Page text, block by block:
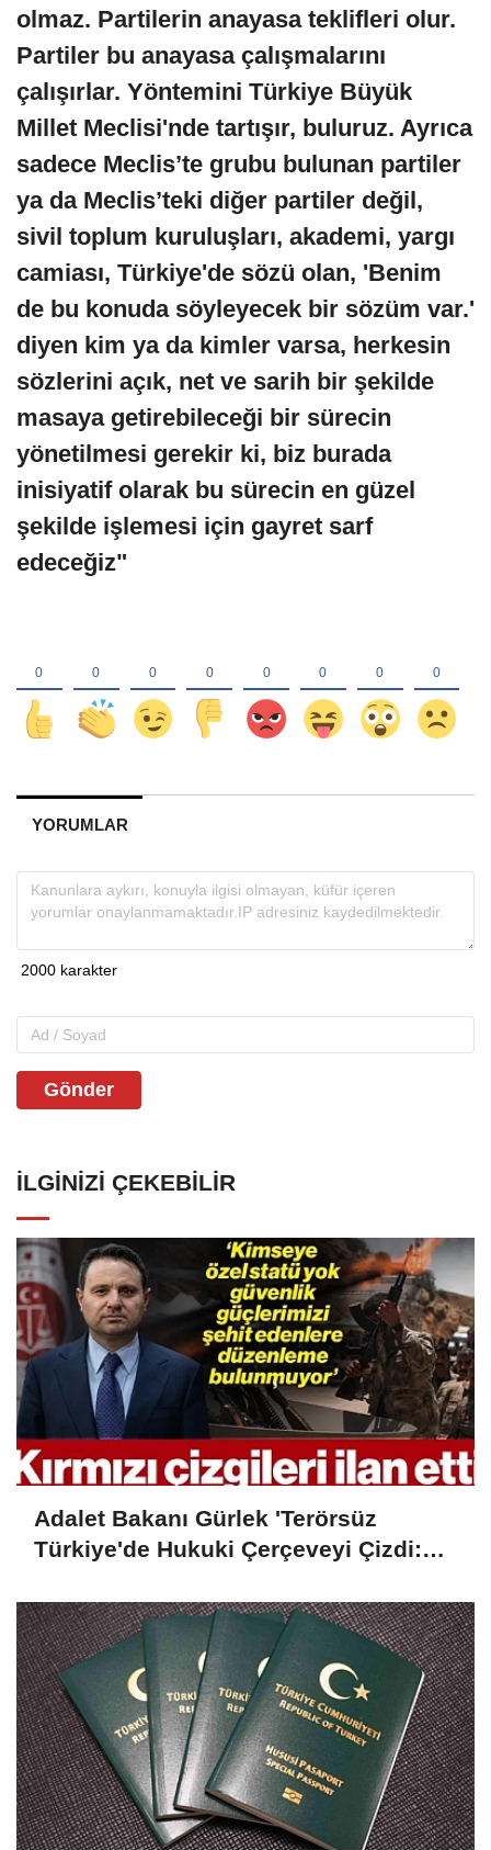
olmaz. Partilerin anayasa teklifleri olur.
Partiler bu anayasa çalışmalarını
çalışırlar. Yöntemini Türkiye Büyük
Millet Meclisi'nde tartışır, buluruz. Ayrıca
sadece Meclis’te grubu bulunan partiler
ya da Meclis’teki diğer partiler değil,
sivil toplum kuruluşları, akademi, yargı
camiası, Türkiye'de sözü olan, 'Benim
de bu konuda söyleyecek bir sözüm var.'
diyen kim ya da kimler varsa, herkesin
sözlerini açık, net ve sarih bir şekilde
masaya getirebileceği bir sürecin
yönetilmesi gerekir ki, biz burada
inisiyatif olarak bu sürecin en güzel
şekilde işlemesi için gayret sarf
edeceğiz"
YORUMLAR
Gönder
İLGINIZI ÇEKEBILIR
Adalet Bakanı Gürlek 'Terörsüz
Türkiye'de Hukuki Çerçeveyi Çizdi: